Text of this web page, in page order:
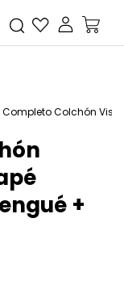
Completo Colchón
+